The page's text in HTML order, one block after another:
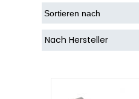
Nach Hersteller